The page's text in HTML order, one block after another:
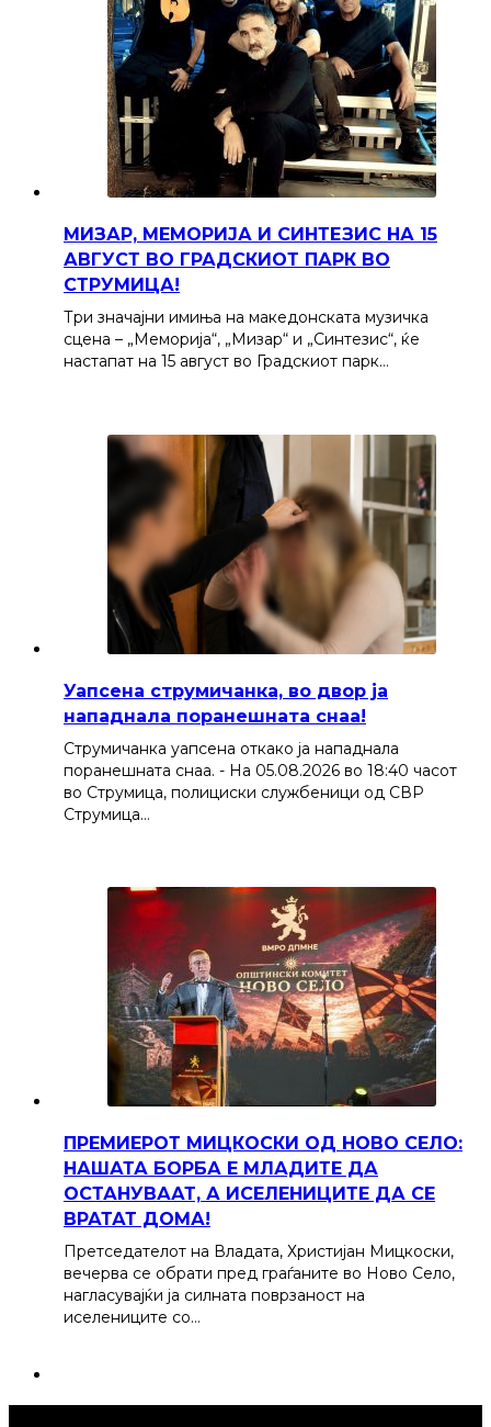
МИЗАР, МЕМОРИЈА И СИНТЕЗИС НА 15
АВГУСТ ВО ГРАДСКИОТ ПАРК ВО
СТРУМИЦА!
Три значајни имиња на македонската музичка
сцена – „Меморија“, „Мизар“ и „Синтезис“, ќе
настапат на 15 август во Градскиот парк…
Уапсена струмичанка, во двор ја
нападнала поранешната снаа!
Струмичанка уапсена откако ја нападнала
поранешната снаа. - На 05.08.2026 во 18:40 часот
во Струмица, полициски службеници од СВР
Струмица…
ПРЕМИЕРОТ МИЦКОСКИ ОД НОВО СЕЛО:
НАШАТА БОРБА Е МЛАДИТЕ ДА
ОСТАНУВААТ, А ИСЕЛЕНИЦИТЕ ДА СЕ
ВРАТАТ ДОМА!
Претседателот на Владата, Христијан Мицкоски,
вечерва се обрати пред граѓаните во Ново Село,
нагласувајќи ја силната поврзаност на
иселениците со…